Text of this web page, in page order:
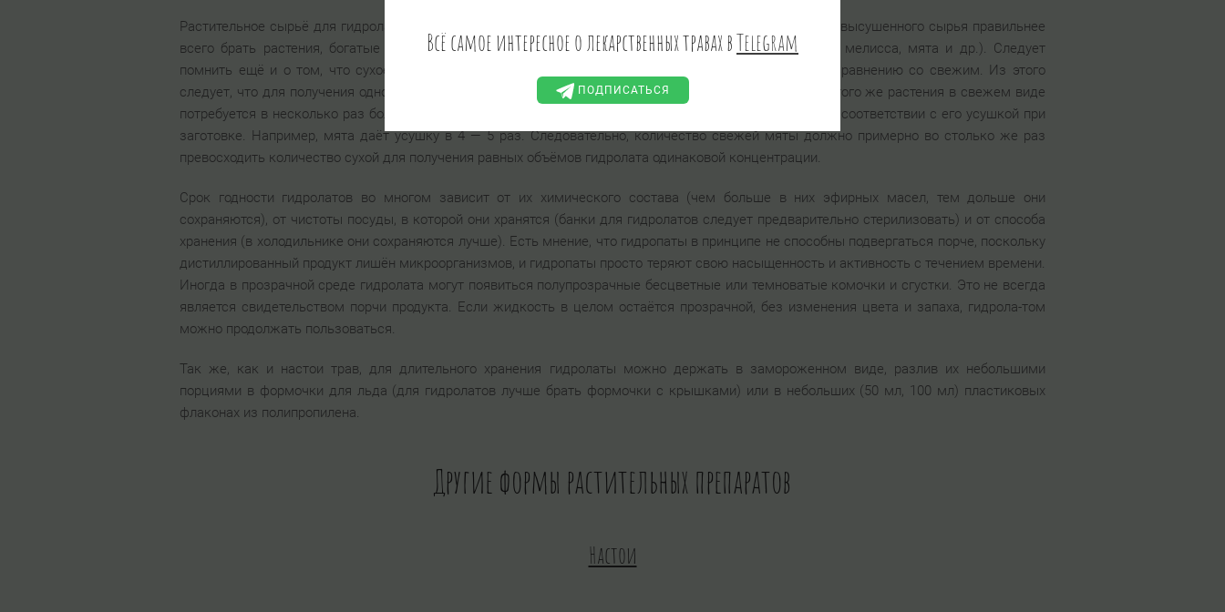
Растительное сырьё для гидролатов может быть как свежим, так и высушенным. При использовании высушенного сырья правильнее
всего брать растения, богатые эфирными маслами (лаванда, полынь, календула, тимьян, розмарин, мелисса, мята и др.). Следует
помнить ещё и о том, что сухое сырьё имеет более высокую концентрацию активных веществ по сравнению со свежим. Из этого
следует, что для получения одного и того же объёма гидролата определённой концентрации одного и того же растения в свежем виде
потребуется в несколько раз больше, чем в сухом. Ориентироваться следует на разницу веса сырья в соответствии с его усушкой при
заготовке. Например, мята даёт усушку в 4 — 5 раз. Следовательно, количество свежей мяты должно примерно во столько же раз
превосходить количество сухой для получения равных объёмов гидролата одинаковой концентрации.
Срок годности гидролатов во многом зависит от их химического состава (чем больше в них эфирных масел, тем дольше они
сохраняются), от чистоты посуды, в которой они хранятся (банки для гидролатов следует предварительно стерилизовать) и от способа
хранения (в холодильнике они сохраняются лучше). Есть мнение, что гидропаты в принципе не способны подвергаться порче, поскольку
дистиллированный продукт лишён микроорганизмов, и гидропаты просто теряют свою насыщенность и активность с течением времени.
Иногда в прозрачной среде гидролата могут появиться полупрозрачные бесцветные или темноватые комочки и сгустки. Это не всегда
является свидетельством порчи продукта. Если жидкость в целом остаётся прозрачной, без изменения цвета и запаха, гидрола-том
можно продолжать пользоваться.
Так же, как и настои трав, для длительного хранения гидролаты можно держать в замороженном виде, разлив их небольшими
порциями в формочки для льда (для гидролатов лучше брать формочки с крышками) или в небольших (50 мл, 100 мл) пластиковых
флаконах из полипропилена.
Другие формы растительных препаратов
Настои
Всё самое интересное о лекарственных травах вTelegram
ПОДПИСАТЬСЯ